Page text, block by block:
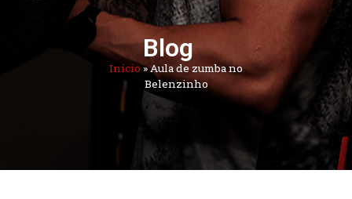
Blog
Início»Aula de zumba no
Belenzinho